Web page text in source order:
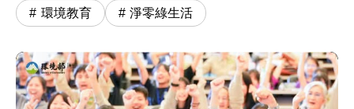
環境教育 淨零綠生活